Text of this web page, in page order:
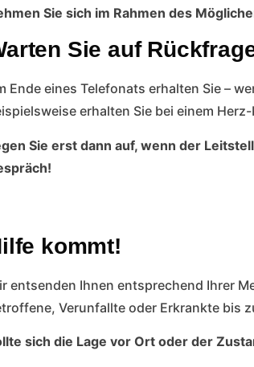
Sie sich im Rahmen des
Sie auf
Ende eines Telefonats erhalten Sie –
erhalten Sie bei einem
Sie erst dann auf, wenn der
kommt!
entsenden Ihnen entsprechend Ihrer
Verunfallte oder Erkrankte bis
sich die Lage vor Ort oder der